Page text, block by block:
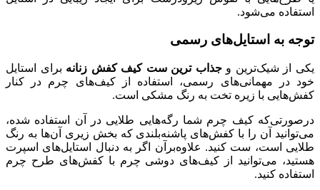
استفاده می‌شود.
توجه به استایل‌های رسمی
یکی از شیک‌ترین و جذاب ترین ست کیف کفش زنانهبرای استایل‌
خود در مهمانی‌های رسمی، استفاده از کیف‌های چرم در کنار
کفش‌هایی با زیره تخت به رنگ مشکی است‌.
درصورتی‌که کیف چرم شما رگه‌هایی طلایی در آن استفاده شده،
می‌توانید آن را با کفش‌های پاشنه‌بلندی که بخش زیری آن‌ها به رنگ
طلایی است، ست کنید. علاوه‌برآن اگر به دنبال استایل‌های اسپرت
هستید، می‌توانید از کیف‌های دوشی چرم با کفش‌های طرح چرم
استفاده کنید.